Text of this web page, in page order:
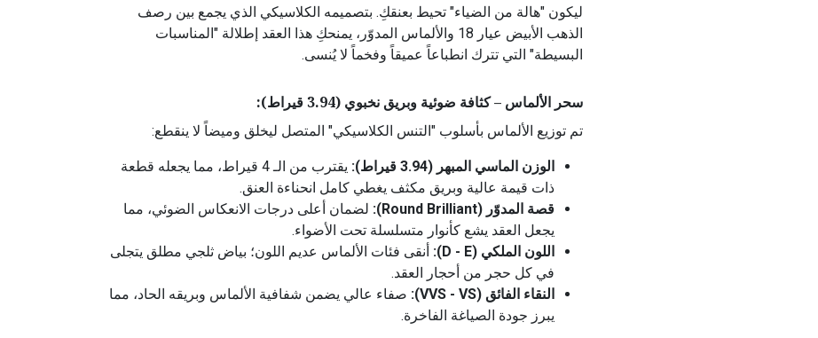
ليكون "هالة من الضياء" تحيط بعنقكِ. بتصميمه الكلاسيكي الذي يجمع بين رصف
الذهب الأبيض عيار 18 والألماس المدوّر، يمنحكِ هذا العقد إطلالة "المناسبات
البسيطة" التي تترك انطباعاً عميقاً وفخماً لا يُنسى.
سحر الألماس – كثافة ضوئية وبريق نخبوي (3.94 قيراط):
تم توزيع الألماس بأسلوب "التنس الكلاسيكي" المتصل ليخلق وميضاً لا ينقطع:
الوزن الماسي المبهر (3.94 قيراط):
يقترب من الـ 4 قيراط، مما يجعله قطعة
ذات قيمة عالية وبريق مكثف يغطي كامل انحناءة العنق.
قصة المدوّر (Round Brilliant):
لضمان أعلى درجات الانعكاس الضوئي، مما
يجعل العقد يشع كأنوار متسلسلة تحت الأضواء.
اللون الملكي (D - E):
أنقى فئات الألماس عديم اللون؛ بياض ثلجي مطلق يتجلى
في كل حجر من أحجار العقد.
النقاء الفائق (VVS - VS):
صفاء عالي يضمن شفافية الألماس وبريقه الحاد، مما
يبرز جودة الصياغة الفاخرة.